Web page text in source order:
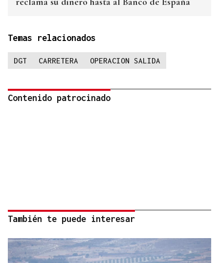
Temas relacionados
DGT CARRETERA OPERACION SALIDA
Contenido patrocinado
También te puede interesar